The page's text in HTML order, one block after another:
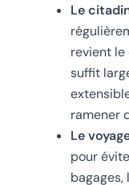
Le
revient le
suffit
ramener
Le
pour